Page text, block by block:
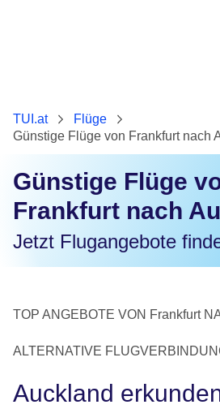
TUI.at
Flüge
Günstige Flüge von Frankfurt nach
Günstige Flüge
Frankfurt nach
Jetzt Flugangebote
TOP ANGEBOTE VON Frankfurt
ALTERNATIVE
Auckland